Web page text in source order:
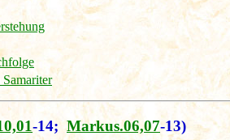
-14;Markus.06,07-13)